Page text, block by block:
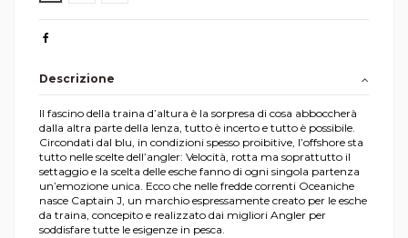
Descrizione
Il fascino della traina d’altura è la sorpresa di cosa abboccherà
dalla altra parte della lenza, tutto è incerto e tutto è possibile.
Circondati dal blu, in condizioni spesso proibitive, l’offshore sta
tutto nelle scelte dell’angler: Velocità, rotta ma soprattutto il
settaggio e la scelta delle esche fanno di ogni singola partenza
un’emozione unica. Ecco che nelle fredde correnti Oceaniche
nasce Captain J, un marchio espressamente creato per le esche
da traina, concepito e realizzato dai migliori Angler per
soddisfare tutte le esigenze in pesca.